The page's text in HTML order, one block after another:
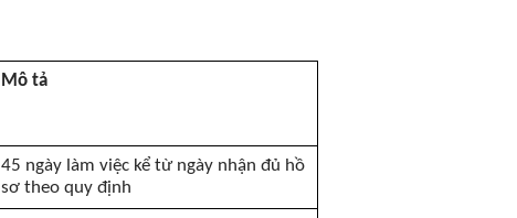
Mô tả
45 ngày làm việc kể từ ngày nhận đủ hồ
sơ theo quy định